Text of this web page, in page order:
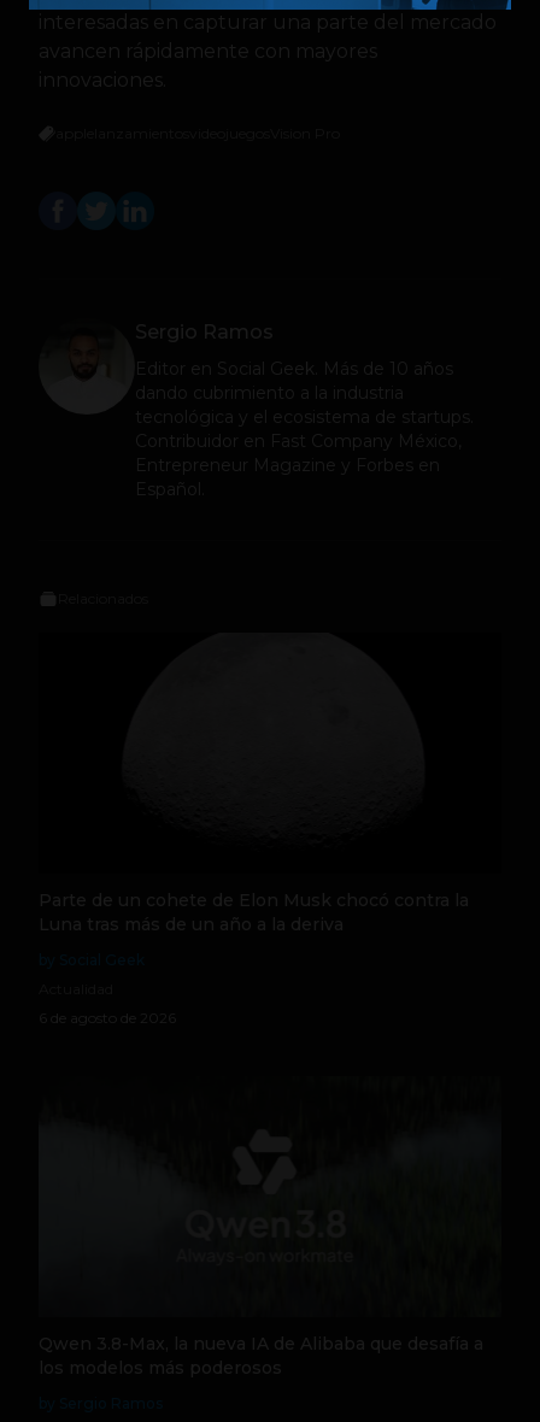
interesadas en capturar una parte del mercado
avancen rápidamente con mayores
innovaciones.
Sergio Ramos
Editor en Social Geek
. Más de 10 años
dando cubrimiento a la industria
tecnológica y el ecosistema de startups.
Contribuidor en Fast Company México,
Entrepreneur Magazine y Forbes en
Español.
Parte de un cohete de Elon Musk chocó contra la
Luna tras más de un año a la deriva
6 de agosto de 2026
Qwen 3.8-Max, la nueva IA de Alibaba que desafía a
los modelos más poderosos